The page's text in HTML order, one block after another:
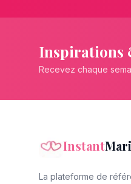
Inspirations
Recevez chaque
Instant
La plateforme de